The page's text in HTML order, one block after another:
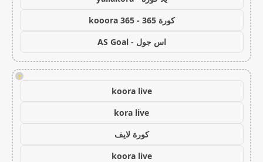
كورة 365 - kooora 365
اس جول - AS Goal
!
koora live
kora live
كورة لايف
koora live